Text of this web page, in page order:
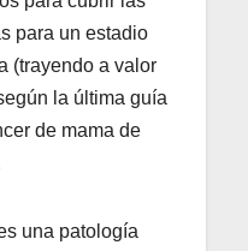
para un estadio
(trayendo a valor
la última guía
de mama de
una patología